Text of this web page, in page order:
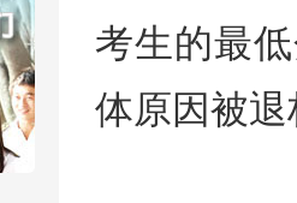
考生的最
体原因被